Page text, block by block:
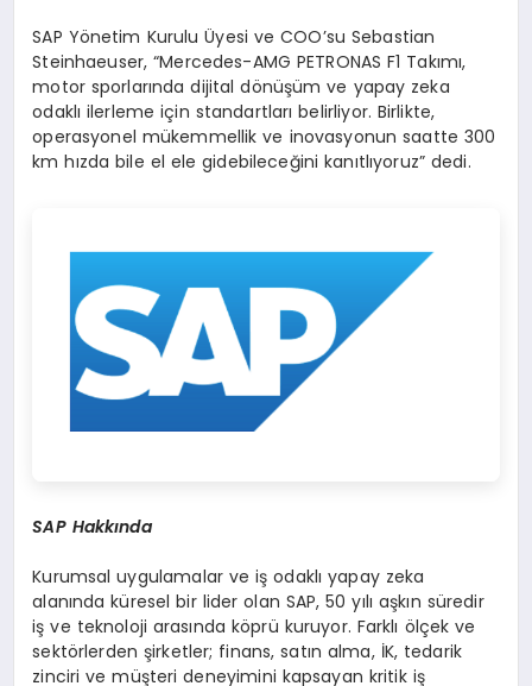
SAP Yönetim Kurulu Üyesi ve COO’su Sebastian
Steinhaeuser, “Mercedes-AMG PETRONAS F1 Takımı,
motor sporlarında dijital dönüşüm ve yapay zeka
odaklı ilerleme için standartları belirliyor. Birlikte,
operasyonel mükemmellik ve inovasyonun saatte 300
km hızda bile el ele gidebileceğini kanıtlıyoruz” dedi.
SAP Hakkında
Kurumsal uygulamalar ve iş odaklı yapay zeka
alanında küresel bir lider olan SAP, 50 yılı aşkın süredir
iş ve teknoloji arasında köprü kuruyor. Farklı ölçek ve
sektörlerden şirketler; finans, satın alma, İK, tedarik
zinciri ve müşteri deneyimini kapsayan kritik iş